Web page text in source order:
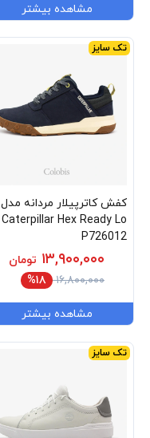
مشاهده بیشتر
تک سایز
کفش کاترپیلار مردانه مدل
Caterpillar Hex Ready Lo
P726012
۱۳,۹۰۰,۰۰۰ تومان
۱۶,۸۰۰,۰۰۰
%۱۸
مشاهده بیشتر
تک سایز